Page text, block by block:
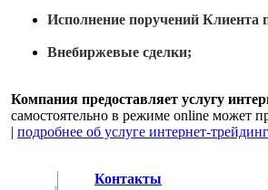
Исполнение поручений Клиента
Внебиржевые сделки;
Компания предоставляет услугу
самостоятельно в режиме online может
| подробнее об услуге интернет-
Контакты